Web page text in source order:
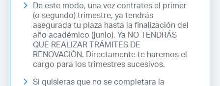
De este modo, una vez contrates el primer
(o segundo) trimestre, ya tendrás
asegurada tu plaza hasta la finalización del
año académico (junio). Ya NO TENDRÁS
QUE REALIZAR TRÁMITES DE
RENOVACIÓN. Directamente te haremos el
cargo para los trimestres sucesivos.
Si quisieras que no se completara la